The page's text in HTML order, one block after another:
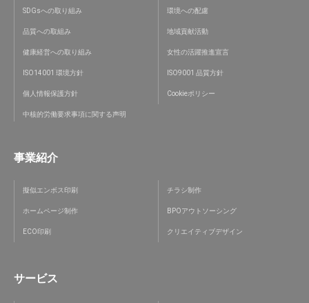
SDGsへの取り組み 環境への配慮
品質への取組み 地域貢献活動
健康経営への取り組み 女性の活躍推進宣言
ISO14001 環境方針 ISO9001 品質方針
個人情報保護方針 Cookieポリシー
中核的労働要求事項に関する声明
事業紹介
擬似エンボス印刷 チラシ制作
ホームページ制作 BPOアウトソーシング
ECO印刷 クリエイティブデザイン
サービス